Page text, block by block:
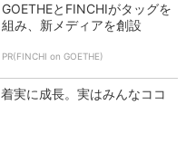
GOETHEとFINCHIがタッグを
組み、新メディアを創設
PR(FINCHI on GOETHE)
実に成長。実はみんなココ